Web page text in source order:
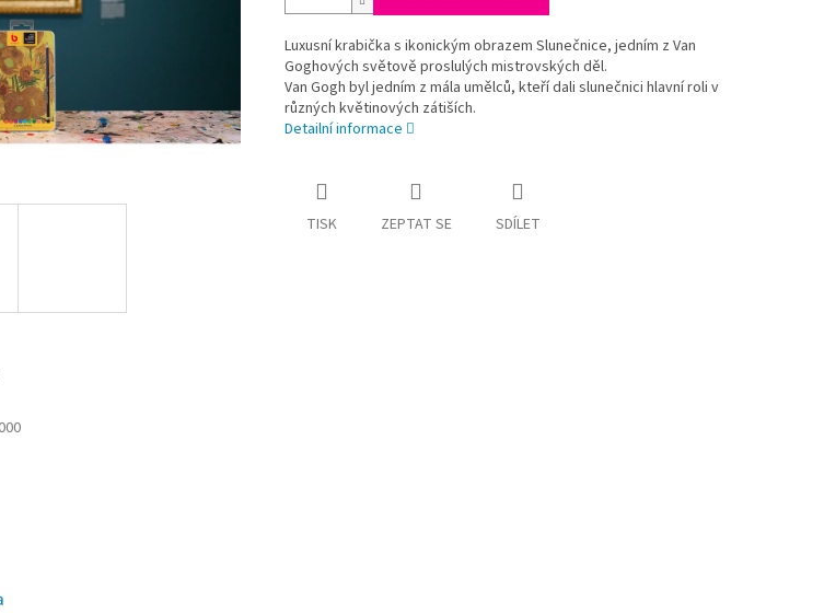
Luxusní krabička s ikonickým obrazem Slunečnice, jedním z Van
Goghových světově proslulých mistrovských děl.
Van Gogh byl jedním z mála umělců, kteří dali slunečnici hlavní roli v
různých květinových zátiších.
Detailní informace
TISK ZEPTAT SE SDÍLET